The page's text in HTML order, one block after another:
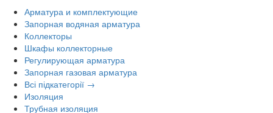
Арматура и комплектующие
Запорная водяная арматура
Коллекторы
Шкафы коллекторные
Регулирующая арматура
Запорная газовая арматура
Всі підкатегорії →
Изоляция
Трубная изоляция